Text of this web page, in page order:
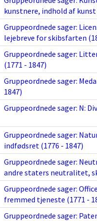
kunstnere, indhold af kunst
Gruppeordnede sager:
lejebreve for skibsfarten
Gruppeordnede sager:
(1771 - 1847)
Gruppeordnede sager:
1847)
Gruppeordnede sager: N:
Gruppeordnede sager:
indfødsret (1776 - 1847)
Gruppeordnede sager:
andre staters neutralitet,
Gruppeordnede sager:
fremmed tjeneste (1771 -
Gruppeordnede sager: